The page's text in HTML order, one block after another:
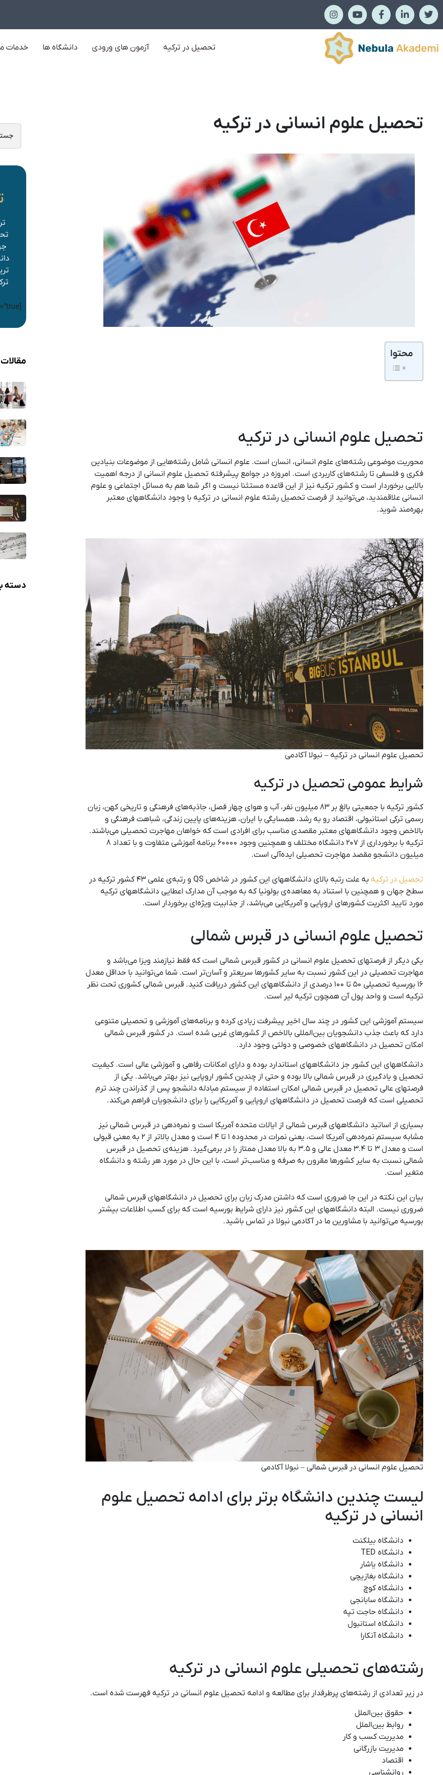
تحصیل در ترکیه آزمون های ورودی دانشگاه ها خدمات
تحصیل علوم انسانی در ترکیه
محتوا
تحصیل علوم انسانی در ترکیه
محوریت موضوعی رشته‌های علوم انسانی، انسان است. علوم انسانی شامل رشته‌هایی از موضوعات بنیادین
فکری و فلسفی تا رشته‌های کاربردی است. امروزه در جوامع پیشرفته تحصیل علوم انسانی از درجه اهمیت
بالایی برخوردار است و کشور ترکیه نیز از این قاعده مستثنا نیست و اگر شما هم به مسائل اجتماعی و علوم
انسانی علاقمندید، می‌توانید از فرصت تحصیل رشته‌ علوم انسانی در ترکیه با وجود دانشگاههای معتبر
بهره‌مند شوید.
تحصیل علوم انسانی در ترکیه – نبولا آکادمی
شرایط عمومی تحصیل در ترکیه
کشور ترکیه با جمعیتی بالغ بر ۸۳ میلیون نفر، آب و هوای چهار فصل، جاذبه‌های فرهنگی و تاریخی کهن، زبان
رسمی ترکی استانبولی، اقتصاد رو به رشد، همسایگی با ایران، هزینه‌های پایین زندگی، شباهت فرهنگی و
بالاخص وجود دانشگاههای معتبر مقصدی مناسب برای افرادی است که خواهان مهاجرت تحصیلی می‌باشند.
ترکیه با برخورداری از ۲۰۷ دانشگاه مختلف و همچنین وجود ۶۰۰۰۰ برنامه آموزشی متفاوت و با تعداد ۸
میلیون دانشجو مقصد مهاجرت تحصیلی ایده‌آلی است.
تحصیل در ترکیه
به علت رتبه‌ بالای دانشگاههای این کشور در شاخص QS و رتبه‌ی علمی ۴۳ کشور ترکیه در
سطح جهان و همچنین با استناد به معاهده‌ی بولونیا که به موجب آن مدارک اعطایی دانشگاههای ترکیه
مورد تایید اکثریت کشورهای اروپایی و آمریکایی می‌باشد، از جذابیت ویژه‌ای برخوردار است.
تحصیل علوم انسانی در قبرس شمالی
یکی دیگر از فرصتهای تحصیل علوم انسانی در کشور قبرس شمالی است که فقط نیازمند ویزا می‌باشد و
مهاجرت تحصیلی در این کشور نسبت به سایر کشورها سریعتر و آسان‌تر است. شما می‌توانید با حداقل معدل
۱۶ بورسیه تحصیلی ۵۰ تا ۱۰۰ درصدی از دانشگاههای این کشور دریافت کنید. قبرس شمالی کشوری تحت نظر
ترکیه است و واحد پول آن همچون ترکیه لیر است.
سیستم آموزشی این کشور در چند سال اخیر پیشرفت زیادی کرده و برنامه‌های آموزشی و تحصیلی متنوعی
دارد که باعث جذب دانشجویان بین‌المللی بالاخص از کشورهای غربی شده است. در کشور قبرس شمالی
امکان تحصیل در دانشگاههای خصوصی و دولتی وجود دارد.
دانشگاههای این کشور جز دانشگاههای استاندارد بوده و دارای امکانات رفاهی و آموزشی عالی است. کیفیت
تحصیل و یادگیری در قبرس شمالی بالا بوده و حتی از چندین کشور اروپایی نیز بهتر می‌باشد. یکی از
فرصتهای عالی تحصیل در قبرس شمالی امکان استفاده از سیستم مبادله دانشجو پس از گذراندن چند ترم
تحصیلی است که فرصت تحصیل در دانشگاههای اروپایی و آمریکایی را برای دانشجویان فراهم می‌کند.
بسیاری از اساتید دانشگاههای قبرس شمالی از ایالات متحده‌ آمریکا است و نمره‌دهی در قبرس شمالی نیز
مشابه سیستم نمره‌دهی آمریکا است، یعنی نمرات در محدوده ۱ تا ۴ است و معدل بالاتر از ۲ به معنی قبولی
است و معدل ۳ تا ۳.۴ معدل عالی و ۳.۵ به بالا معدل ممتاز را در برمی‌گیرد. هزینه‌ی تحصیل در قبرس
شمالی نسبت به سایر کشورها مقرون به صرفه و مناسب‌تر است، با این حال در مورد هر رشته و دانشگاه
متغیر است.
بیان این نکته در این جا ضروری است که داشتن مدرک زبان برای تحصیل در دانشگاههای قبرس شمالی
ضروری نیست. البته دانشگاههای این کشور نیز دارای شرایط بورسیه است که برای کسب اطلاعات بیشتر
بورسیه می‌توانید با مشاورین ما در آکادمی نبولا در تماس باشید.
تحصیل علوم انسانی در قبرس شمالی – نبولا آکادمی
لیست چندین دانشگاه برتر برای ادامه تحصیل علوم
انسانی در ترکیه
دانشگاه بیلکنت
دانشگاه TED
دانشگاه یاشار
دانشگاه بغازیچی
دانشگاه کوچ
دانشگاه سابانجی
دانشگاه حاجت تپه
دانشگاه استانبول
دانشگاه آنکارا
رشته‌های تحصیلی علوم انسانی در ترکیه
در زیر تعدادی از رشته‌های پرطرفدار برای مطالعه و ادامه تحصیل علوم انسانی در ترکیه فهرست شده است.
حقوق بین‌الملل
روابط بین‌الملل
مدیریت کسب و کار
مدیریت بازرگانی
اقتصاد
روانشناسی
[gravityform id="1" title="true"]
دسته